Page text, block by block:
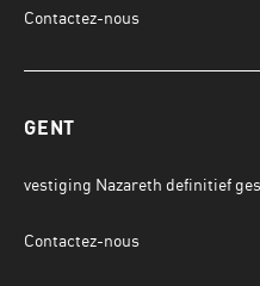
Contactez-nous
GENT
vestiging Nazareth definitief
Contactez-nous